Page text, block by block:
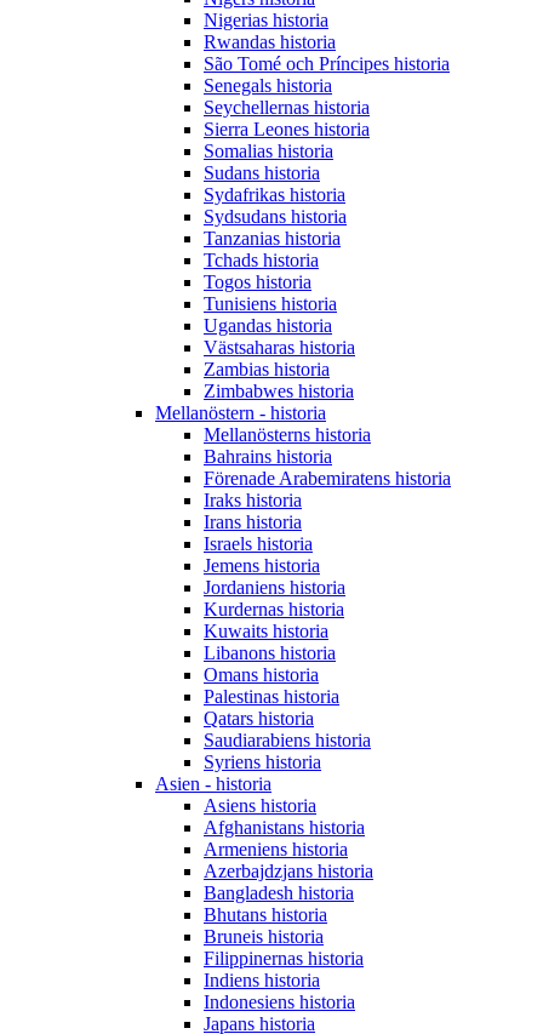
Nigerias historia
Rwandas historia
São Tomé och Príncipes historia
Senegals historia
Seychellernas historia
Sierra Leones historia
Somalias historia
Sudans historia
Sydafrikas historia
Sydsudans historia
Tanzanias historia
Tchads historia
Togos historia
Tunisiens historia
Ugandas historia
Västsaharas historia
Zambias historia
Zimbabwes historia
Mellanöstern - historia
Mellanösterns historia
Bahrains historia
Förenade Arabemiratens historia
Iraks historia
Irans historia
Israels historia
Jemens historia
Jordaniens historia
Kurdernas historia
Kuwaits historia
Libanons historia
Omans historia
Palestinas historia
Qatars historia
Saudiarabiens historia
Syriens historia
Asien - historia
Asiens historia
Afghanistans historia
Armeniens historia
Azerbajdzjans historia
Bangladesh historia
Bhutans historia
Bruneis historia
Filippinernas historia
Indiens historia
Indonesiens historia
Japans historia